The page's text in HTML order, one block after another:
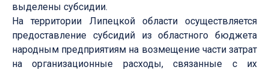
выделены субсидии.
На территории Липецкой области осуществляется
предоставление субсидий из областного бюджета
народным предприятиям на возмещение части затрат
на организационные расходы, связанные с их